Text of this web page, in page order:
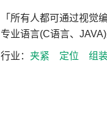
「所有人都可通过视觉
专业语言(C语言、JAVA)
行业 夹紧 定位 组